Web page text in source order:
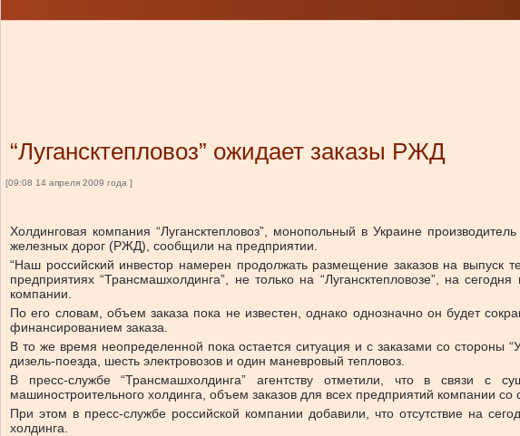
“Лугансктепловоз” ожидает заказы РЖД
[09:08 14 апреля 2009 года ]
Холдинговая компания “Лугансктепловоз”, монопольный в Украине
железных дорог (РЖД), сообщили на предприятии.
“Наш российский инвестор намерен продолжать размещение заказов на выпуск
предприятиях “Трансмашхолдинга”, не только на “Лугансктепловозе”, на
компании.
По его словам, объем заказа пока не известен, однако однозначно он будет
финансированием заказа.
В то же время неопределенной пока остается ситуация и с заказами со стороны
дизель-поезда, шесть электровозов и один маневровый тепловоз.
В пресс-службе “Трансмашхолдинга” агентству отметили, что в связи с
машиностроительного холдинга, объем заказов для всех предприятий компании
При этом в пресс-службе российской компании добавили, что отсутствие на
холдинга.